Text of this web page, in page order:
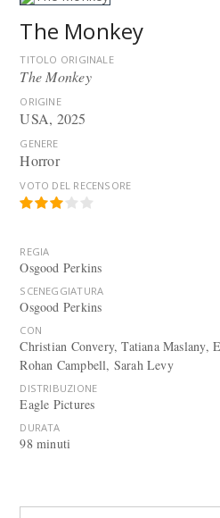
The Monkey
TITOLO ORIGINALE
The Monkey
ORIGINE
USA, 2025
GENERE
Horror
VOTO DEL RECENSORE
REGIA
Osgood Perkins
SCENEGGIATURA
Osgood Perkins
CON
Christian Convery, Tatiana Maslany,
Rohan Campbell, Sarah Levy
DISTRIBUZIONE
Eagle Pictures
DURATA
98 minuti